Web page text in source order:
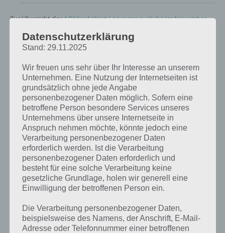
Zur Übersicht der4 Bilder 1 Wort Lösungen zu Kuba im November
Kurze Begriffserklärung zur Lösung Erde
Erde ist die Lösung für das tägliche Rätsel am 7.11.2018 in 4 Bilder 1
Wort, doch welche Bedeutung hat dieses eigentlich und was gibt es
dazu zu wissen? Passt das Wort auch zu Kuba? Zu bestimmten
Lösungen präsentieren wir daher auch immer eine kurze
Begriffserklärung!
An was denkst du als erstes, wenn von Erde die Rede ist?
So beschreibt Erde den Erdboden, welcher Grundlage für das
Wachstum von Pflanzen ist. Es handelt sich um verwittertes Gestein
bestehend aus Mineralien und organischen Stoffen. Damit in
Verbindung steht auch die Redensart verbrannte Erde hinterlassen,
sinnbildlich erstmal nichts gedeihen kann und es nun Zeit braucht
bis wieder was wächst.
Datenschutzerklärung
Stand: 29.11.2025
Wir freuen uns sehr über Ihr Interesse an unserem
Unternehmen. Eine Nutzung der Internetseiten ist
grundsätzlich ohne jede Angabe
personenbezogener Daten möglich. Sofern eine
betroffene Person besondere Services unseres
Unternehmens über unsere Internetseite in
Anspruch nehmen möchte, könnte jedoch eine
Verarbeitung personenbezogener Daten
erforderlich werden. Ist die Verarbeitung
personenbezogener Daten erforderlich und
besteht für eine solche Verarbeitung keine
gesetzliche Grundlage, holen wir generell eine
Einwilligung der betroffenen Person ein.
Die Verarbeitung personenbezogener Daten,
beispielsweise des Namens, der Anschrift, E-Mail-
Adresse oder Telefonnummer einer betroffenen